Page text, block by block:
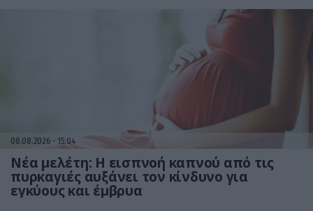
08.08.2026 15:04
Νέα μελέτη: Η εισπνοή καπνού από τις
πυρκαγιές αυξάνει τον κίνδυνο για
εγκύους και έμβρυα